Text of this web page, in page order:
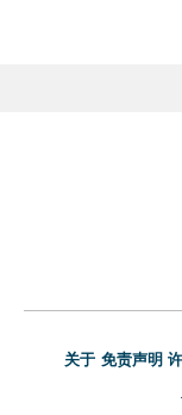
关于 免责声明